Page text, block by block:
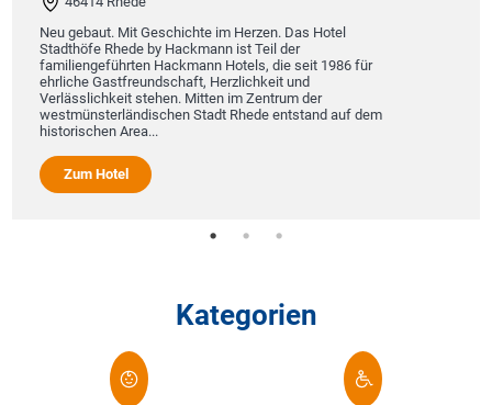
Herzen. Das Hotel
ist Teil der
Hotels, die seit 1986 für
und
im Zentrum der
Rhede entstand auf dem
Emsstadt Lingen. Hinter der
denkmalgeschützten Lingener
dem Jahre 1888 befindet sich
besonderem Flair. Unter dem
Neues Gestalten” haben wir
Kategorien